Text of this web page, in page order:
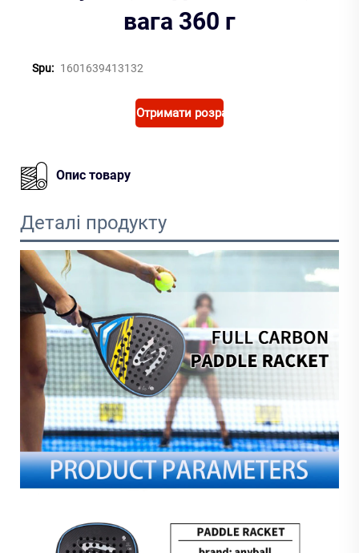
вага 360 г
Spu: 1601639413132
Отримати розрахунок
Опис товару
Деталі продукту